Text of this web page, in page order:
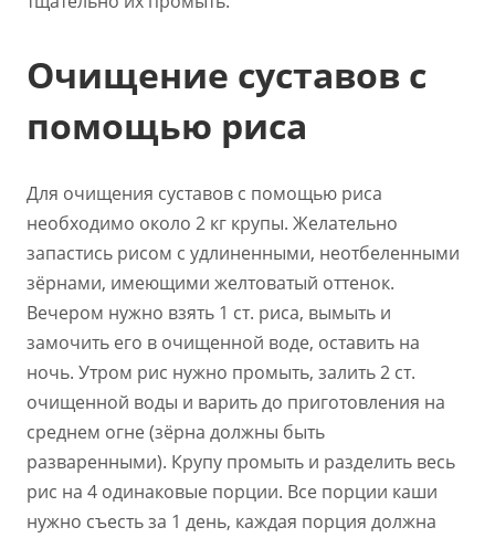
Очищение суставов с
помощью риса
Для очищения суставов с помощью риса
необходимо около 2 кг крупы. Желательно
запастись рисом с удлиненными, неотбеленными
зёрнами, имеющими желтоватый оттенок.
Вечером нужно взять 1 ст. риса, вымыть и
замочить его в очищенной воде, оставить на
ночь. Утром рис нужно промыть, залить 2 ст.
очищенной воды и варить до приготовления на
среднем огне (зёрна должны быть
разваренными). Крупу промыть и разделить весь
рис на 4 одинаковые порции. Все порции каши
нужно съесть за 1 день, каждая порция должна